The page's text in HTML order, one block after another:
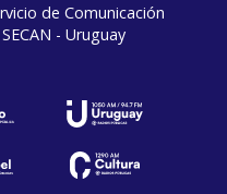
de Comunicación
- Uruguay